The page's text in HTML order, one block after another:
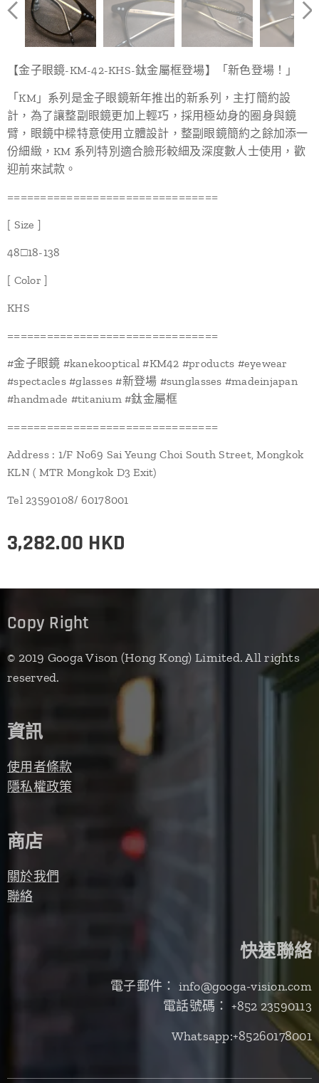
【金子眼鏡-KM-42-KHS-鈦金屬框登場】「新色登場！」
「KM」系列是金子眼鏡新年推出的新系列，主打簡約設
計，為了讓整副眼鏡更加上輕巧，採用極幼身的圈身與鏡
臂，眼鏡中樑特意使用立體設計，整副眼鏡簡約之餘加添一
份細緻，KM 系列特別適合臉形較細及深度數人士使用，歡
迎前來試款。
================================
[ Size ]
48□18-138
[ Color ]
KHS
================================
#金子眼鏡 #kanekooptical #KM42 #products #eyewear
#spectacles #glasses #新登場 #sunglasses #madeinjapan
#handmade #titanium #鈦金屬框
================================
Address : 1/F No69 Sai Yeung Choi South Street, Mongkok
KLN ( MTR Mongkok D3 Exit)
Tel 23590108/ 60178001
3,282.00 HKD
Copy Right
© 2019 Googa Vison (Hong Kong) Limited. All rights
reserved.
資訊
使用者條款
隱私權政策
商店
關於我們
聯絡
快速聯絡
電子郵件： info@googa-vision.com
電話號碼： +852 23590113
Whatsapp:+85260178001